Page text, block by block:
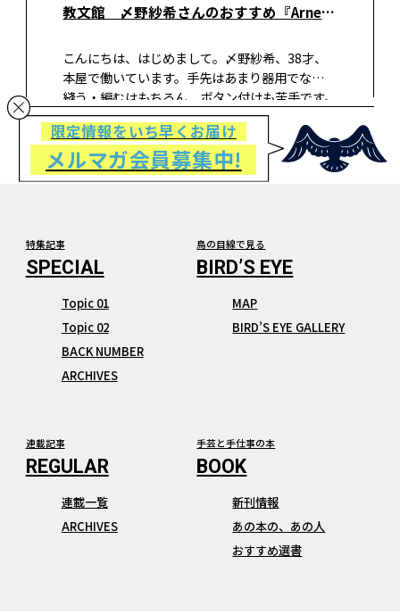
教文館 〆野紗希さんのおすすめ『Arne（アルネ）』
こんにちは、はじめまして。〆野紗希、38才、
本屋で働いています。手先はあまり器用でなく、
縫う・編むはもちろん、ボタン付けも苦手です。
取れたボタンをいつまでも置きっぱなしにしま
す。一年前からボタンが取れたままのお気に入り
の服はそういう服なのだということ…
限定情報をいち早くお届け
メルマガ会員募集中!
特集記事
Topic 01
Topic 02
BACK NUMBER
ARCHIVES
鳥の目線で見る
MAP
BIRD’S EYE GALLERY
連載記事
連載一覧
ARCHIVES
手芸と手仕事の本
新刊情報
あの本の、あの人
おすすめ選書